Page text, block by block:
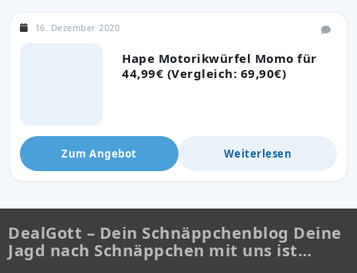
Hape Motorikwürfel Momo für
44,99€ (Vergleich: 69,90€)
16. Dezember 2020
Zum Angebot Weiterlesen
DealGott – Dein Schnäppchenblog Deine
Jagd nach Schnäppchen mit uns ist…